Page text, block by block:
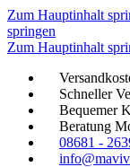
Zum Hauptinhalt
springen
Zum Hauptinhalt
Schneller
Bequemer
Beratung
08681 -